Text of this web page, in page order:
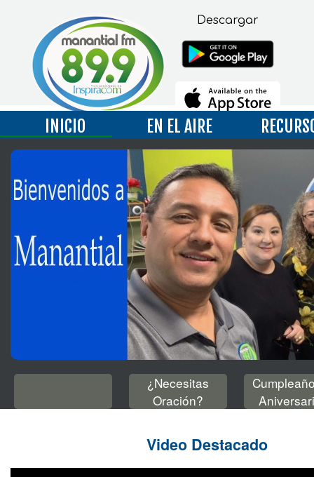
Descargar
INICIO EN EL AIRE
-->
¿Necesitas
Oración?
Video Destacado